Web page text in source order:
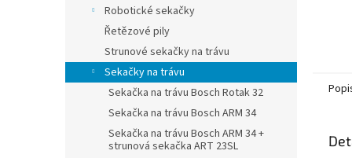
Robotické sekačky
Řetězové pily
Strunové sekačky na trávu
Sekačky na trávu
Sekačka na trávu Bosch Rotak 32
Sekačka na trávu Bosch ARM 34
Sekačka na trávu Bosch ARM 34 +
strunová sekačka ART 23SL